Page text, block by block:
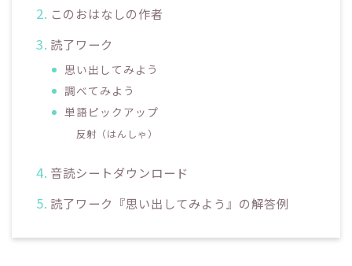
このおはなしの作者
読了ワーク
思い出してみよう
調べてみよう
単語ピックアップ
反射（はんしゃ）
音読シートダウンロード
読了ワーク『思い出してみよう』の解答例